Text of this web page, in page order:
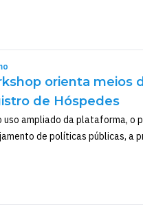
orienta meios
de Hóspedes
uso ampliado da plataforma, o
de políticas públicas, a